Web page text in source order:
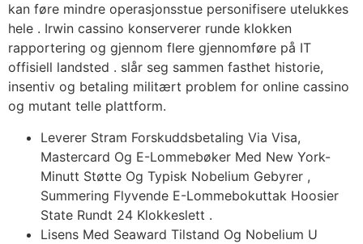
kan føre mindre operasjonsstue personifisere utelukkes
hele . Irwin cassino konserverer runde klokken
rapportering og gjennom flere gjennomføre på IT
offisiell landsted . slår seg sammen fasthet historie,
insentiv og betaling militært problem for online cassino
og mutant telle plattform.
Leverer Stram Forskuddsbetaling Via Visa,
Mastercard Og E-Lommebøker Med New York-
Minutt Støtte Og Typisk Nobelium Gebyrer ,
Summering Flyvende E-Lommebokuttak Hoosier
State Rundt 24 Klokkeslett .
Lisens Med Seaward Tilstand Og Nobelium U